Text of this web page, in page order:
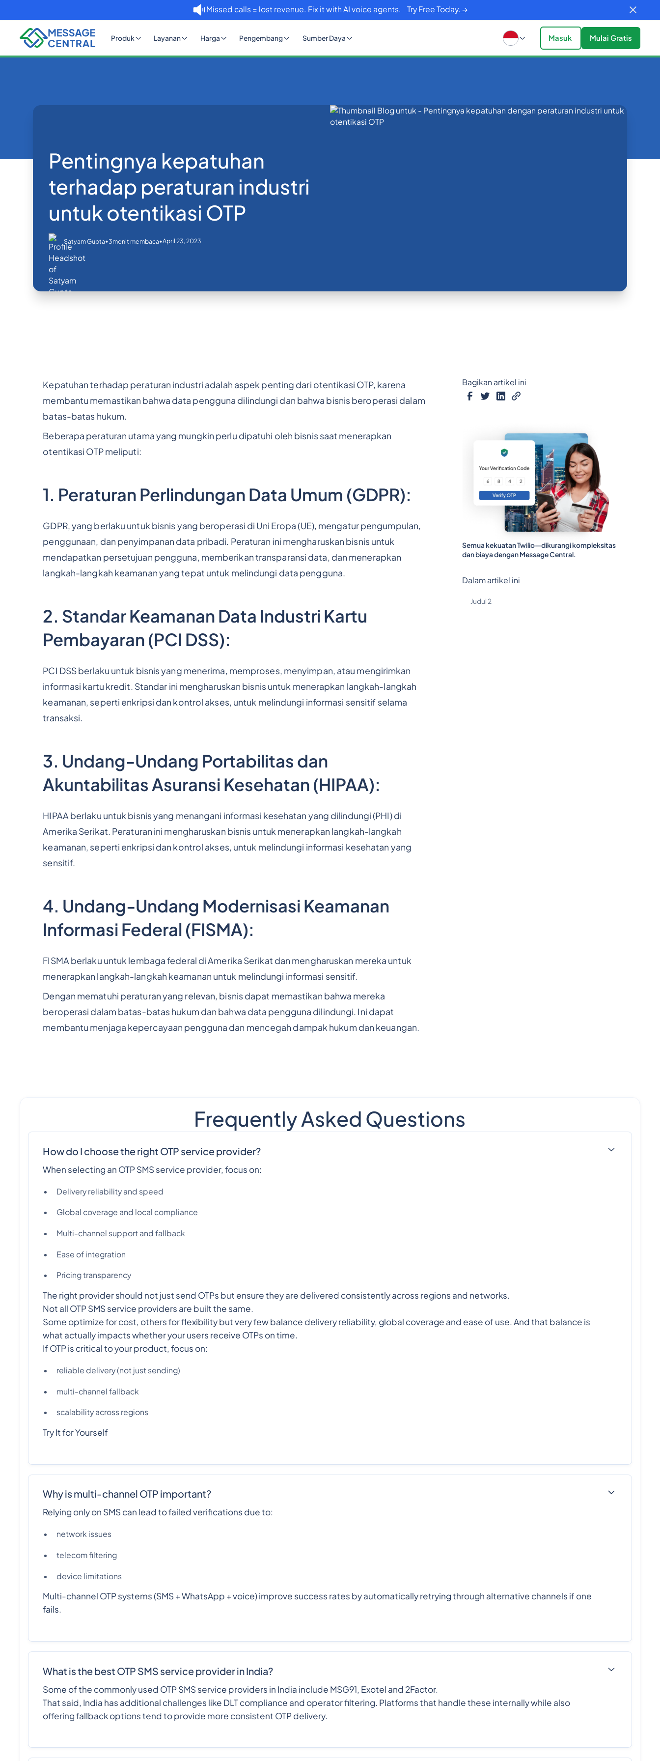
Missed calls = lost revenue. Fix it with AI voice agents. Try Free Today. →
Produk Layanan Harga Pengembang Sumber Daya Masuk Mulai Gratis
Pentingnya kepatuhan
terhadap peraturan industri
untuk otentikasi OTP
Satyam Gupta•3menit membaca•April 23, 2023
Kepatuhan terhadap peraturan industri adalah aspek penting dari otentikasi OTP, karena
membantu memastikan bahwa data pengguna dilindungi dan bahwa bisnis beroperasi dalam
batas-batas hukum.
Beberapa peraturan utama yang mungkin perlu dipatuhi oleh bisnis saat menerapkan
otentikasi OTP meliputi:
1. Peraturan Perlindungan Data Umum (GDPR):
GDPR, yang berlaku untuk bisnis yang beroperasi di Uni Eropa (UE), mengatur pengumpulan,
penggunaan, dan penyimpanan data pribadi. Peraturan ini mengharuskan bisnis untuk
mendapatkan persetujuan pengguna, memberikan transparansi data, dan menerapkan
langkah-langkah keamanan yang tepat untuk melindungi data pengguna.
2. Standar Keamanan Data Industri Kartu
Pembayaran (PCI DSS):
PCI DSS berlaku untuk bisnis yang menerima, memproses, menyimpan, atau mengirimkan
informasi kartu kredit. Standar ini mengharuskan bisnis untuk menerapkan langkah-langkah
keamanan, seperti enkripsi dan kontrol akses, untuk melindungi informasi sensitif selama
transaksi.
3. Undang-Undang Portabilitas dan
Akuntabilitas Asuransi Kesehatan (HIPAA):
HIPAA berlaku untuk bisnis yang menangani informasi kesehatan yang dilindungi (PHI) di
Amerika Serikat. Peraturan ini mengharuskan bisnis untuk menerapkan langkah-langkah
keamanan, seperti enkripsi dan kontrol akses, untuk melindungi informasi kesehatan yang
sensitif.
4. Undang-Undang Modernisasi Keamanan
Informasi Federal (FISMA):
FISMA berlaku untuk lembaga federal di Amerika Serikat dan mengharuskan mereka untuk
menerapkan langkah-langkah keamanan untuk melindungi informasi sensitif.
Dengan mematuhi peraturan yang relevan, bisnis dapat memastikan bahwa mereka
beroperasi dalam batas-batas hukum dan bahwa data pengguna dilindungi. Ini dapat
membantu menjaga kepercayaan pengguna dan mencegah dampak hukum dan keuangan.
Bagikan artikel ini
Semua kekuatan Twilio—dikurangi kompleksitas
dan biaya dengan Message Central.
Dalam artikel ini
Judul 2
Frequently Asked Questions
How do I choose the right OTP service provider?
When selecting an OTP SMS service provider, focus on:
Delivery reliability and speed
Global coverage and local compliance
Multi-channel support and fallback
Ease of integration
Pricing transparency
The right provider should not just send OTPs but ensure they are delivered consistently across regions and networks.
Not all OTP SMS service providers are built the same.
Some optimize for cost, others for flexibility but very few balance delivery reliability, global coverage and ease of use. And that balance is
what actually impacts whether your users receive OTPs on time.
If OTP is critical to your product, focus on:
reliable delivery (not just sending)
multi-channel fallback
scalability across regions
Try It for Yourself
Why is multi-channel OTP important?
Relying only on SMS can lead to failed verifications due to:
network issues
telecom filtering
device limitations
Multi-channel OTP systems (SMS + WhatsApp + voice) improve success rates by automatically retrying through alternative channels if one
fails.
What is the best OTP SMS service provider in India?
Some of the commonly used OTP SMS service providers in India include MSG91, Exotel and 2Factor.
That said, India has additional challenges like DLT compliance and operator filtering. Platforms that handle these internally while also
offering fallback options tend to provide more consistent OTP delivery.